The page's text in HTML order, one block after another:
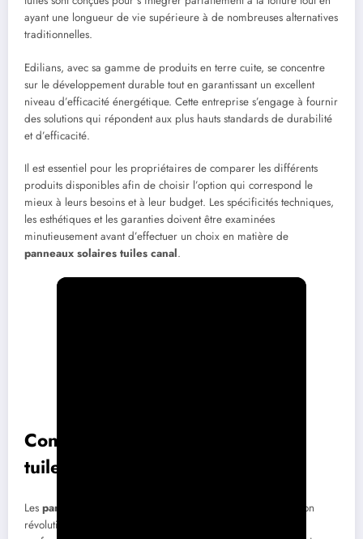
ayant une longueur de vie supérieure à de nombreuses alternatives
traditionnelles.
Edilians, avec sa gamme de produits en terre cuite, se concentre
sur le développement durable tout en garantissant un excellent
niveau d’efficacité énergétique. Cette entreprise s’engage à fournir
des solutions qui répondent aux plus hauts standards de durabilité
et d’efficacité.
Il est essentiel pour les propriétaires de comparer les différents
produits disponibles afin de choisir l’option qui correspond le
mieux à leurs besoins et à leur budget. Les spécificités techniques,
les esthétiques et les garanties doivent être examinées
minutieusement avant d’effectuer un choix en matière de
panneaux solaires tuiles canal.
Conclusion sur l’intégration des
tuiles solaires
Les panneaux solaires tuiles canal
représentent une solution
révolutionnaire pour ceux cherchant à allier esthétisme et